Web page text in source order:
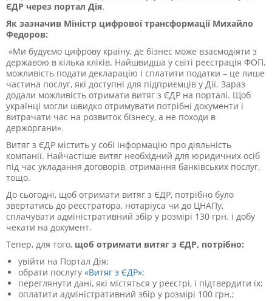
ЄДР через портал Дія.
Як зазначив Міністр цифрової трансформації Михайло
Федоров:
«Ми будуємо цифрову країну, де бізнес може взаємодіяти з
державою в кілька кліків. Найшвидша у світі реєстрація ФОП,
можливість подати декларацію і сплатити податки – це лише
частина послуг, які доступні для підприємців у Дії. Зараз
додали можливість отримати витяг з ЄДР на порталі. Щоб
українці могли швидко отримувати потрібні документи і
витрачати час на розвиток бізнесу, а не походи в
держоргани».
Витяг з ЄДР містить у собі інформацію про діяльність
компанії. Найчастіше витяг необхідний для юридичних осіб
під час укладання договорів, отримання банківських послуг,
тощо.
До сьогодні, щоб отримати витяг з ЄДР, потрібно було
звертатись до реєстратора, нотаріуса чи до ЦНАПу,
сплачувати адміністративний збір у розмірі 130 грн. і добу
чекати на документ.
Тепер, для того, щоб отримати витяг з ЄДР, потрібно:
увійти на Портал Дія;
обрати послугу «Витяг з ЄДР»;
переглянути дані, які містяться у реєстрі, і підтвердити їх;
оплатити адміністративний збір у розмірі 100 грн.;